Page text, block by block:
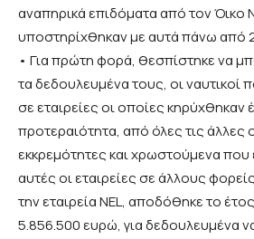
αναπηρικά επιδόματα από τον Όικο
υποστηρίχθηκαν με αυτά πάνω από
• Για πρώτη φορά, θεσπίστηκε να
τα δεδουλευμένα τους, οι ναυτικοί
σε εταιρείες οι οποίες κηρύχθηκαν
προτεραιότητα, από όλες τις άλλες
εκκρεμότητες και χρωστούμενα
αυτές οι εταιρείες σε άλλους
την εταιρεία ΝΕL, αποδόθηκε το
5.856.500 ευρώ, για δεδουλευμένα